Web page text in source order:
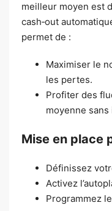
meilleur moyen est
cash‑out
permet de :
Maximiser le
les pertes.
Profiter des
moyenne
Mise en place
Définissez
Activez
Programmez